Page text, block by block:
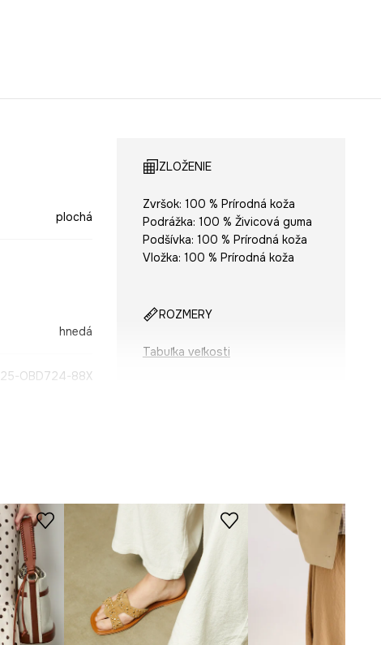
plochá
hnedá
OBD724-88X
ZLOŽENIE
Zvršok: 100 % Prírodná koža
Podrážka: 100 % Živicová guma
Podšívka: 100 % Prírodná koža
Vložka: 100 % Prírodná koža
ROZMERY
Tabuľka veľkosti